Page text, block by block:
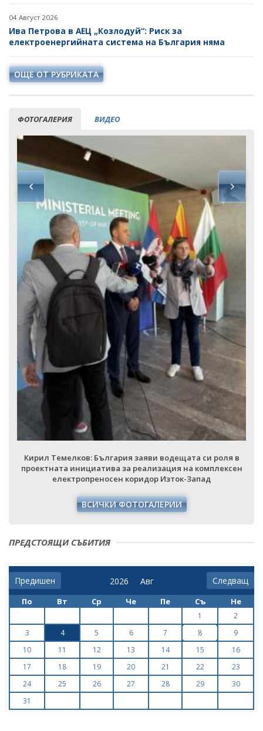
04 Август 2026
Ива Петрова в АЕЦ „Козлодуй“: Риск за
електроенергийната система на България няма
ОЩЕ ОТ РУБРИКАТА
ФОТОГАЛЕРИЯ ВИДЕО
Кирил Темелков: България заяви водещата си роля в
проектната инициатива за реализация на комплексен
електропреносен коридор Изток-Запад
ВСИЧКИ ФОТОГАЛЕРИИ
МИНЕРАЛИ
НЕФТ И ПРИРОДЕН ГАЗ
СТРОИТЕЛНИ МАТЕРИАЛИ
ИНИЦИАТИВА НА ЕВРОПЕЙСКАТА КОМИСИЯ ЗА
СУРОВИНИТЕ
ИНИЦИАТИВА НА ЕВРОПЕЙСКАТА КОМИСИЯ ЗА
ВЪГЛЕРОДЕН ДИОКСИД В ГЕОЛОЖКИ ФОРМАЦИИ
СЪГЛАСУВАНИ ЦЯЛОСТНИ ПРОЕКТИ ЗА ДОБИВ
ПРОЕКТИ
ПРЕКРАТЕНИ ПРОЦЕДУРИ
ПРЕДСТОЯЩИ СЪБИТИЯ
Предишен Следващ
По Вт Ср Че Пе Съ Не
1
2
3
4 5 6 7 8
9
10
11 12 13 14 15
16
17
18 19 20 21 22
23
24
25 26 27 28 29
30
31